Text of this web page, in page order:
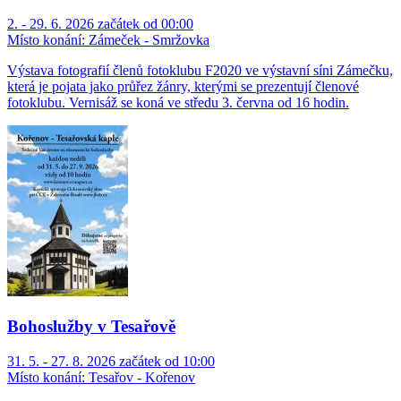
2. - 29. 6. 2026 začátek od 00:00
Místo konání: Zámeček - Smržovka
Výstava fotografií členů fotoklubu F2020 ve výstavní síni Zámečku,
která je pojata jako průřez žánry, kterými se prezentují členové
fotoklubu. Vernisáž se koná ve středu 3. června od 16 hodin.
Bohoslužby v Tesařově
31. 5. - 27. 8. 2026 začátek od 10:00
Místo konání: Tesařov - Kořenov